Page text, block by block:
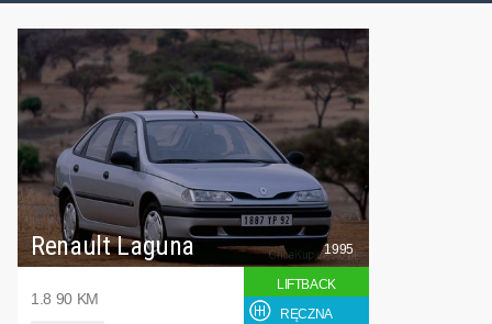
Renault Laguna
1.8 90 KM
1995
LIFTBACK
RĘCZNA